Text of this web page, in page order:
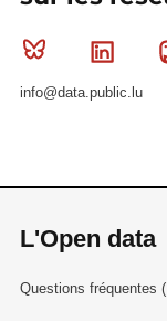
Bluesky
info@data.public.lu
L'Open data
Questions fréquentes